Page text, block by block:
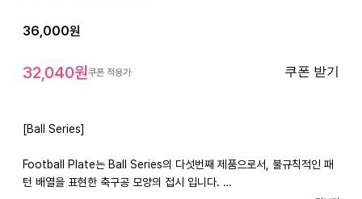
36,000원
32,040원쿠폰 적용가 쿠폰 받기
[Ball Series]
Football Plate는 Ball Series의 다섯번째 제품으로서, 불규칙적인 패
턴 배열을 표현한 축구공 모양의 접시 입니다.